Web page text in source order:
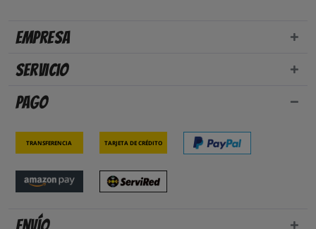
Empresa
Servicio
Pago
Transferencia Tarjeta de crédito